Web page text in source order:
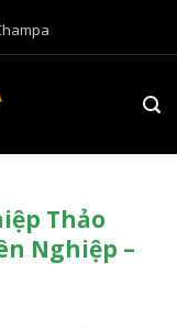
Thảo
Nghiệp –